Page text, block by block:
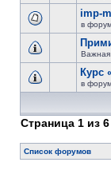
imp-
в
Важная
Курс
в
Страница 1 из 6
Список форумов